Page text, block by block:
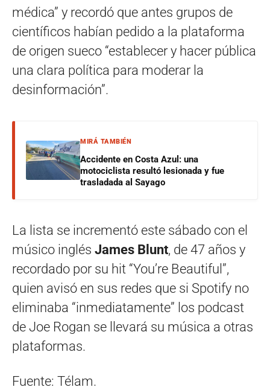
médica” y recordó que antes grupos de
científicos habían pedido a la plataforma
de origen sueco “establecer y hacer pública
una clara política para moderar la
desinformación”.
MIRÁ TAMBIÉN
Accidente en Costa Azul: una
motociclista resultó lesionada y fue
trasladada al Sayago
La lista se incrementó este sábado con el
músico inglés James Blunt, de 47 años y
recordado por su hit “You’re Beautiful”,
quien avisó en sus redes que si Spotify no
eliminaba “inmediatamente” los podcast
de Joe Rogan se llevará su música a otras
plataformas.
Fuente: Télam.